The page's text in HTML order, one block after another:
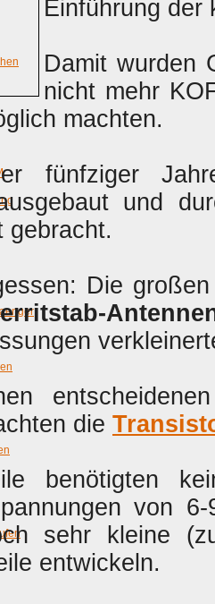
Einführung
Damit wurden
nicht mehr
machten.
fünfziger
und
gebracht.
Die
die
benötigten
von
sehr kleine
entwickeln.